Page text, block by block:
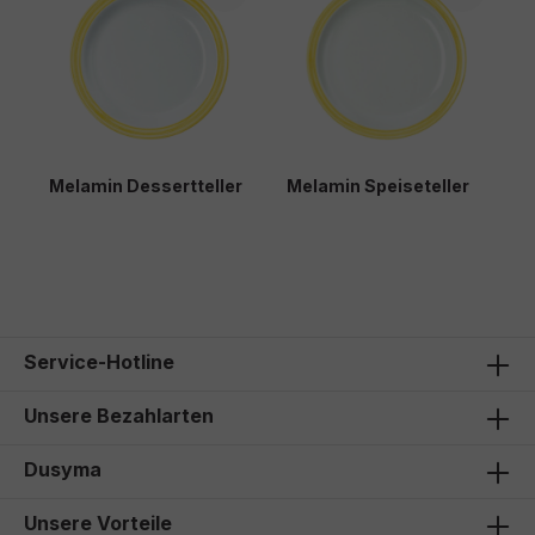
Melamin Dessertteller Melamin Speiseteller
Service-Hotline
Unsere Bezahlarten
Dusyma
Unsere Vorteile